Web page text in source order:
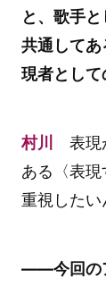
と、歌手
共通して
現者として
村川
表現
ある〈表現
重視したい
――今回の